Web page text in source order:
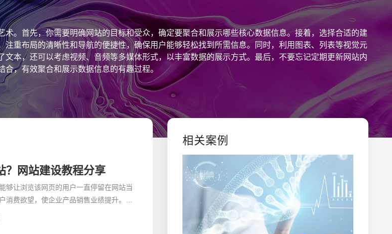
响应式网站建设
适应各个终端设备网站
网站建设定制改版
定制化网站建设改版方案
购物商城系统开发
零售在线电子商务网站
手机微信网站建设
集团大企上市公司 行业门户网站平台开发
外贸出口网站
外贸进出口网站开发
企业品牌官网
创意品牌型网站建设
企业营销网站
营销型网站建力企业公信力
片半导体网站建设解决方
新能源行业网站建设解决方
案
政府网站建设解决方案
购物商城网站建设解决方案 品牌形象网站建设解决方案
门户网站建设解决方案 营销型网站建设解决方案 企业网站建设解决方案
Latest signing Website building knowledge
行业新闻
Industry information
网站设计
Website Design
网站观点
致力于互联网品牌建设 我们的团队协作精神
发展历程
一路走来感谢您的陪伴
。首先，你需要明确网站的目标和受众，确定要聚合和展示哪些核心数据信息。接着，选择合适的建
重布局的清晰性和导航的便捷性，确保用户能够轻松找到所需信息。同时，利用图表、列表等视觉元
本，还可以考虑视频、音频等多媒体形式，以丰富数据的展示方式。最后，不要忘记定期更新网站内
，有效聚合和展示数据信息的有趣过程。
？网站建设教程分享
够让浏览该网页的用户一直停留在网站当
消费欲望，使企业产品销售业绩提升。很
相关案例